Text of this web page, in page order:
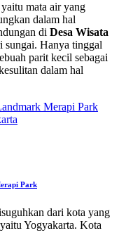
mata air yang
dalam hal
di Desa Wisata
sungai. Hanya tinggal
parit kecil sebagai
dalam hal
Merapi Park
Park
dari kota yang
Yogyakarta. Kota